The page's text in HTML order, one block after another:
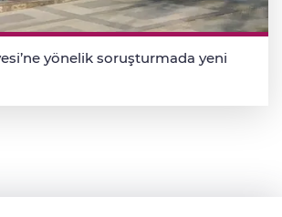
yönelik soruşturmada yeni